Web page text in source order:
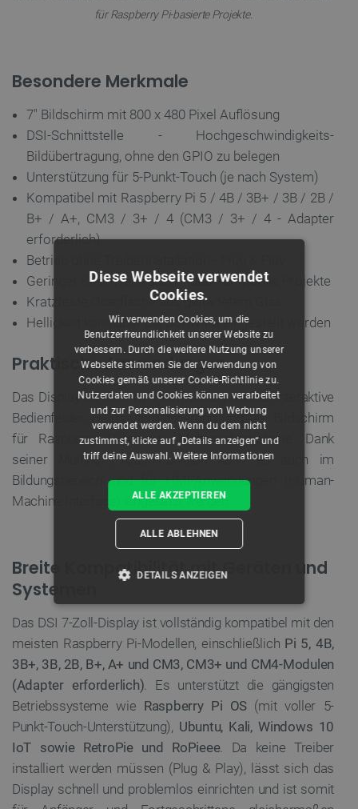
für Raspberry Pi-basierte Projekte.
Besondere Merkmale
7" Bildschirm mit 800 x 480 Pixel Auflösung
DSI-Schnittstelle - Hochgeschwindigkeits-
Bildübertragung, ohne den GPIO zu belegen
Unterstützung für 5-Punkt-Touch (je nach System)
Kompatibel mit Raspberry Pi 5 / 4B / 3B+ / 3B / 2B /
B+ / A+, CM3 / 3+ / 4 (CM3 / 3+ / 4 - Adapter
erforderlich)
Betrieb ohne Treiberinstallation - Plug & Play
Geringer Stromverbrauch - ideal für mobile Projekte
Kratzfeste Oberfläche aus gehärtetem Glas
Helligkeit kann über die Software eingestellt werden
Praktische Anwendungen
Das Display ist ideal für Heimwerkerprojekte, interaktive
Bedienfelder, Heimautomatisierung und als Bildschirm
für Raspberry Pi-basierte Multimediasysteme. Dank
seiner Multipoint-Touch-Funktion kann es auch im
Bildungsbereich und für HMI-Anwendungen (Human-
Machine Interface) eingesetzt werden.
Breite Kompatibilität mit Geräten und
Systemen
Das DSI 7-Zoll-Display ist vollständig kompatibel mit den
meisten Raspberry Pi-Modellen, einschließlich Pi 5, 4B,
3B+, 3B, 2B, B+, A+ und CM3, CM3+ und CM4-Modulen
(Adapter erforderlich) . Es unterstützt die gängigsten
Betriebssysteme wie Raspberry Pi OS (mit voller 5-
Punkt-Touch-Unterstützung), Ubuntu, Kali, Windows 10
IoT sowie RetroPie und RoPieee. Da keine Treiber
installiert werden müssen (Plug & Play), lässt sich das
Display schnell und problemlos einrichten und ist somit
Diese Webseite verwendet
Cookies.
Wir verwenden Cookies, um die
Benutzerfreundlichkeit unserer Website zu
verbessern. Durch die weitere Nutzung unserer
Webseite stimmen Sie der Verwendung von
Cookies gemäß unserer Cookie-Richtlinie zu.
Nutzerdaten und Cookies können verarbeitet
und zur Personalisierung von Werbung
verwendet werden. Wenn du dem nicht
zustimmst, klicke auf „Details anzeigen“ und
triff deine Auswahl.Weitere Informationen
ALLE AKZEPTIEREN
ALLE ABLEHNEN
DETAILS ANZEIGEN
PERFORMANCE
TARGETING
FUNKTIONALITÄT
Unbedingt erforderlich